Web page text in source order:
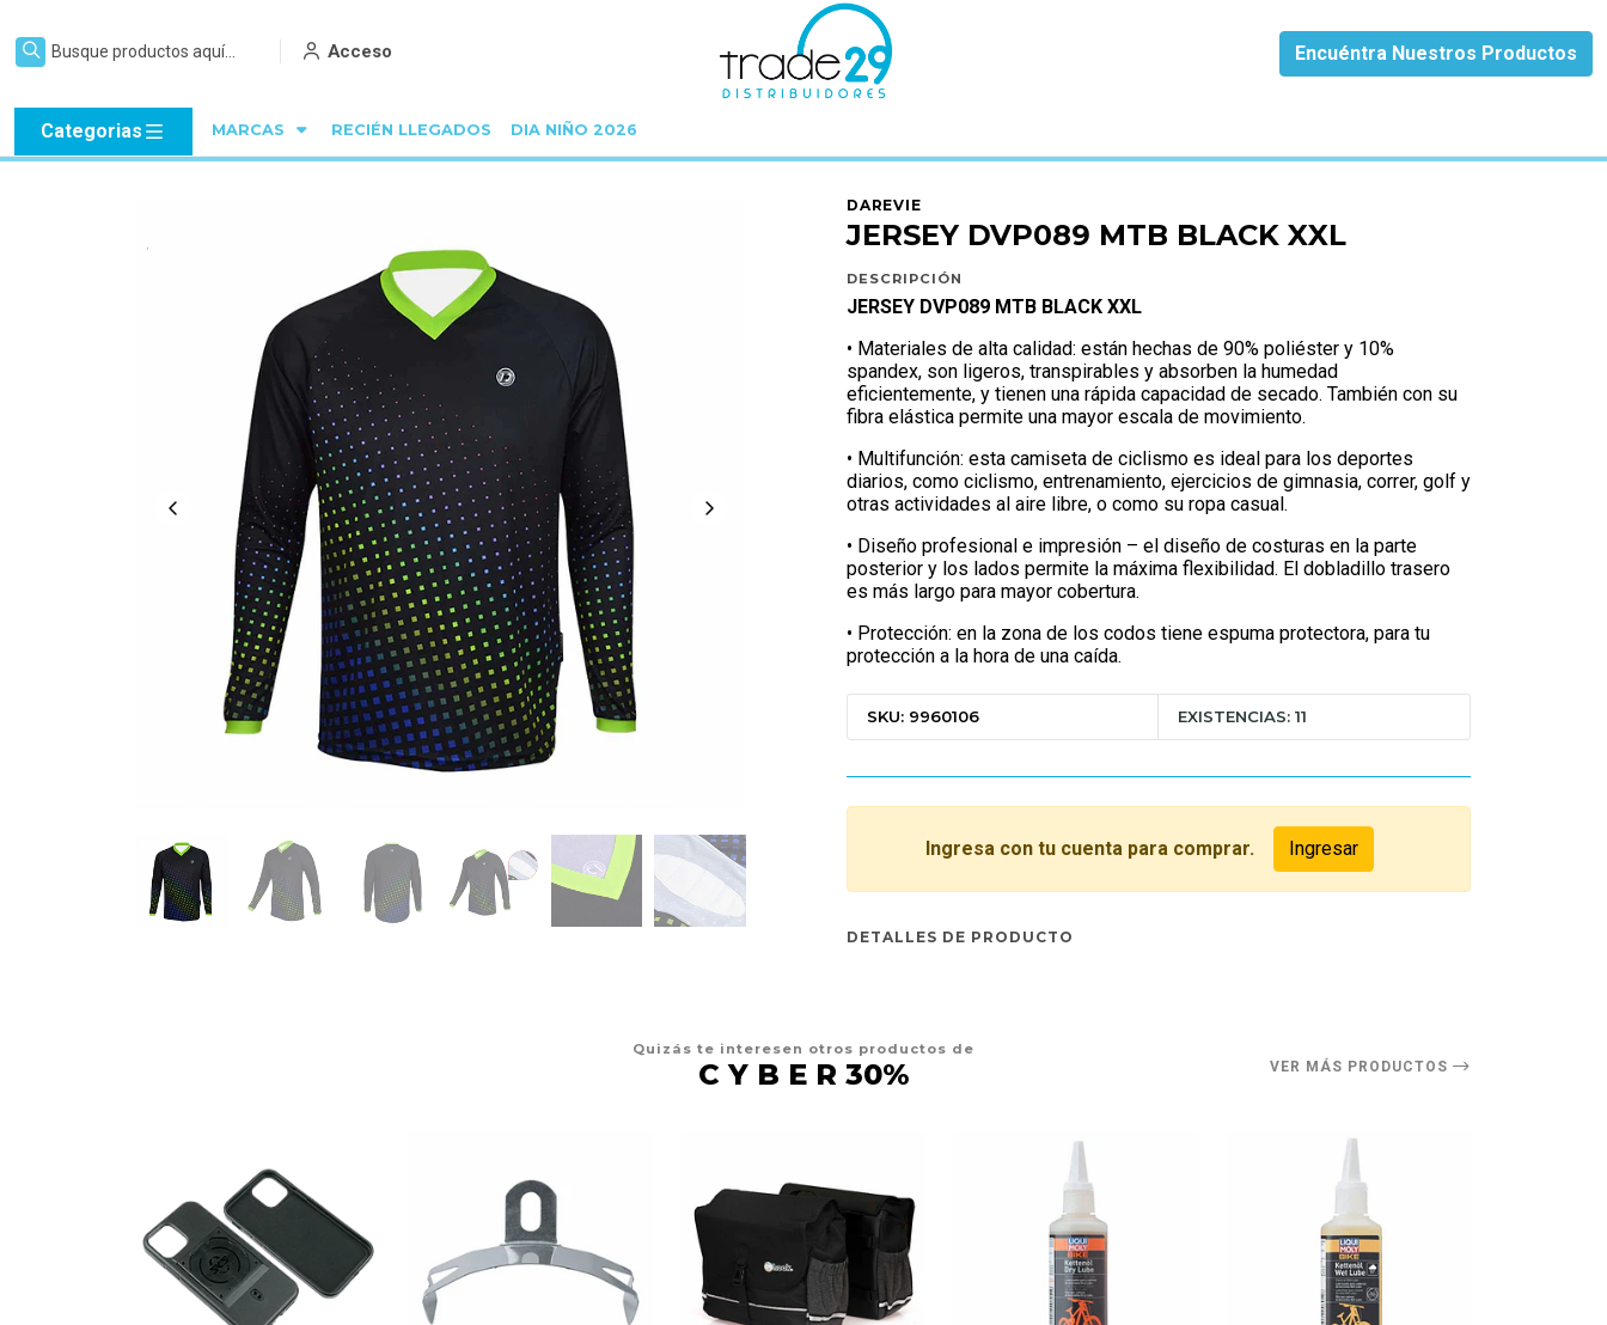
Acceso Encuéntra Nuestros Productos
Categorias MARCAS RECIÉN LLEGADOS DIA NIÑO 2026
Inicio C Y B E R
DAREVIE
JERSEY DVP089 MTB BLACK XXL
DESCRIPCIÓN
JERSEY DVP089 MTB BLACK XXL
• Materiales de alta calidad: están hechas de 90% poliéster y 10%
spandex, son ligeros, transpirables y absorben la humedad
eficientemente, y tienen una rápida capacidad de secado. También con su
fibra elástica permite una mayor escala de movimiento.
• Multifunción: esta camiseta de ciclismo es ideal para los deportes
diarios, como ciclismo, entrenamiento, ejercicios de gimnasia, correr, golf y
otras actividades al aire libre, o como su ropa casual.
• Diseño profesional e impresión – el diseño de costuras en la parte
posterior y los lados permite la máxima flexibilidad. El dobladillo trasero
es más largo para mayor cobertura.
• Protección: en la zona de los codos tiene espuma protectora, para tu
protección a la hora de una caída.
SKU: 9960106 EXISTENCIAS: 11
Ingresa con tu cuenta para comprar. Ingresar
DETALLES DE PRODUCTO
Quizás te interesen otros productos de
C Y B E R 30% VER MÁS PRODUCTOS